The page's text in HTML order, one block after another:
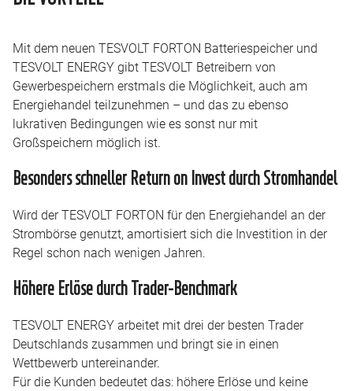
Mit dem neuen TESVOLT FORTON Batteriespeicher und
TESVOLT ENERGY gibt TESVOLT Betreibern von
Gewerbespeichern erstmals die Möglichkeit, auch am
Energiehandel teilzunehmen – und das zu ebenso
lukrativen Bedingungen wie es sonst nur mit
Großspeichern möglich ist.
Besonders schneller Return on Invest durch Stromhandel
Wird der TESVOLT FORTON für den Energiehandel an der
Strombörse genutzt, amortisiert sich die Investition in der
Regel schon nach wenigen Jahren.
Höhere Erlöse durch Trader-Benchmark
TESVOLT ENERGY arbeitet mit drei der besten Trader
Deutschlands zusammen und bringt sie in einen
Wettbewerb untereinander.
Für die Kunden bedeutet das: höhere Erlöse und keine